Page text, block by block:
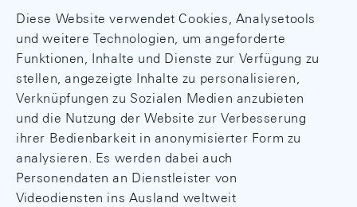
Diese Website verwendet Cookies, Analysetools
und weitere Technologien, um angeforderte
Funktionen, Inhalte und Dienste zur Verfügung zu
stellen, angezeigte Inhalte zu personalisieren,
Verknüpfungen zu Sozialen Medien anzubieten
und die Nutzung der Website zur Verbesserung
ihrer Bedienbarkeit in anonymisierter Form zu
analysieren. Es werden dabei auch
Personendaten an Dienstleister von
Videodiensten ins Ausland weltweit